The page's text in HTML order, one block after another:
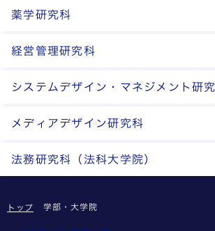
薬学研究科
経営管理研究科
システムデザイン・マネジメント研
メディアデザイン研究科
法務研究科（法科大学院）
トップ 学部・大学院